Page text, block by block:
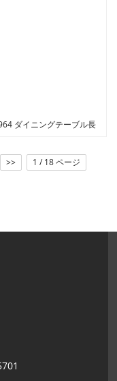
ダイニングテーブル長
>> 1 / 18 ページ